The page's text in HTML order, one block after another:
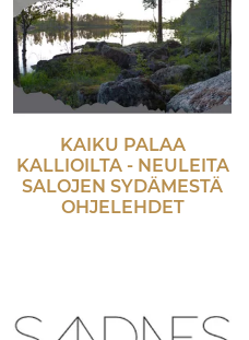
KAIKU PALAA
KALLIOILTA - NEULEITA
SALOJEN SYDÄMESTÄ
OHJELEHDET